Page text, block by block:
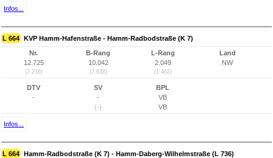
Infos...
L 664 KVP Hamm-Hafenstraße - Hamm-Radbodstraße (K 7)
Nr.
12.725
(7.216)
B-Rang
10.042
(7.638)
L-Rang
2.049
(1.462)
Land
NW
DTV
-
SV
-
(-)
BPL
VB
VB
Infos...
L 664 Hamm-Radbodstraße (K 7) - Hamm-Daberg-Wilhelmstraße (L 736)